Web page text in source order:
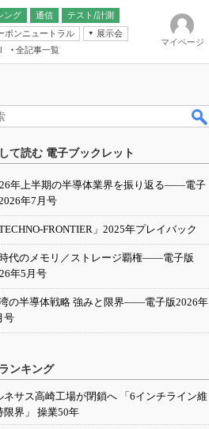
ング
通信
テスト/計測
ボンニュートラル
展示会
ューティング
全記事一覧
マイページ
て読む 電子ブックレット
年上半期の半導体業界を振り返る――電子
年7月号
TECHNO-FRONTIER」2025年プレイバック
代のメモリ／ストレージ覇権――電子版
年5月号
の半導体戦略 強みと限界――電子版2026年
号
ンキング
ネサス高崎工場が閉鎖へ 「6インチライン維
限界」 操業50年